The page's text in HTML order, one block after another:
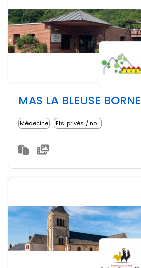
MAS LA BLEUSE BORNE
Médecine Ets' privés / non lucratifs